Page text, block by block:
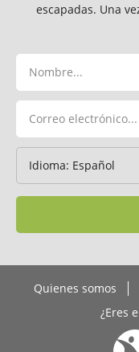
escapadas. Una
Quienes somos
¿Eres